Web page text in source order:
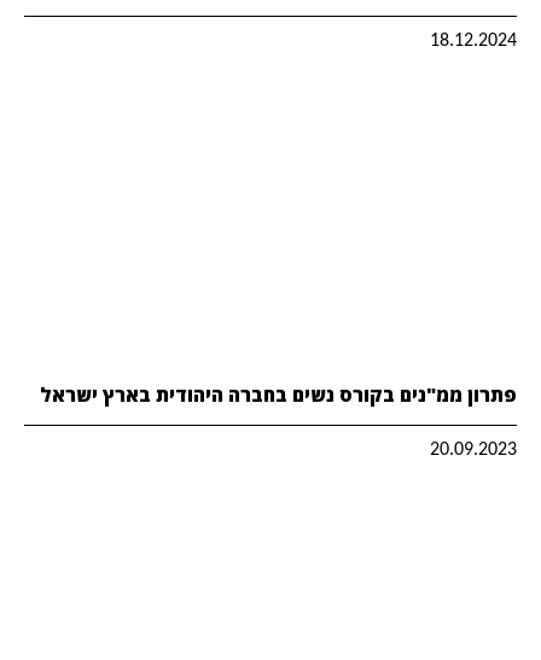
18.12.2024
פתרון ממ"נים בקורס נשים בחברה היהודית בארץ ישראל
20.09.2023